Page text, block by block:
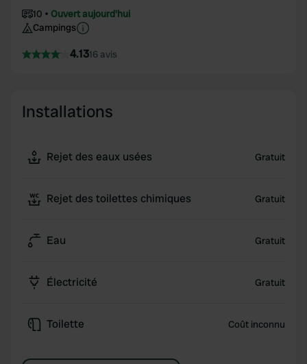
10
Ouvert aujourd'hui
Campings
4.1316 avis
Installations
Rejet des eaux usées Gratuit
Rejet des toilettes chimiques Gratuit
Eau Gratuit
Électricité Gratuit
Toilette Coût inconnu